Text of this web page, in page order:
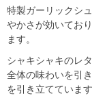
特製ガーリックシ
やかさが効いてお
ます。
シャキシャキのレ
全体の味わいを引
を引き立てています